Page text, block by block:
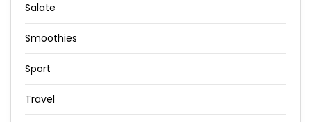
Salate
Smoothies
Sport
Travel